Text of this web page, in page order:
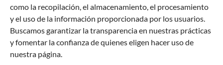
como la recopilación, el almacenamiento, el procesamiento
y el uso de la información proporcionada por los usuarios.
Buscamos garantizar la transparencia en nuestras prácticas
y fomentar la confianza de quienes eligen hacer uso de
nuestra página.